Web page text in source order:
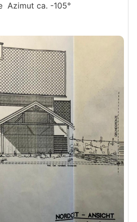
Azimut ca. -105°